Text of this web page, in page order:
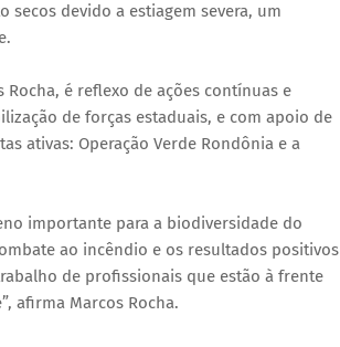
secos devido a estiagem severa, um
é reflexo de ações contínuas e
de forças estaduais, e com apoio de
ativas: Operação Verde Rondônia e a
importante para a biodiversidade do
ao incêndio e os resultados positivos
de profissionais que estão à frente
afirma Marcos Rocha.